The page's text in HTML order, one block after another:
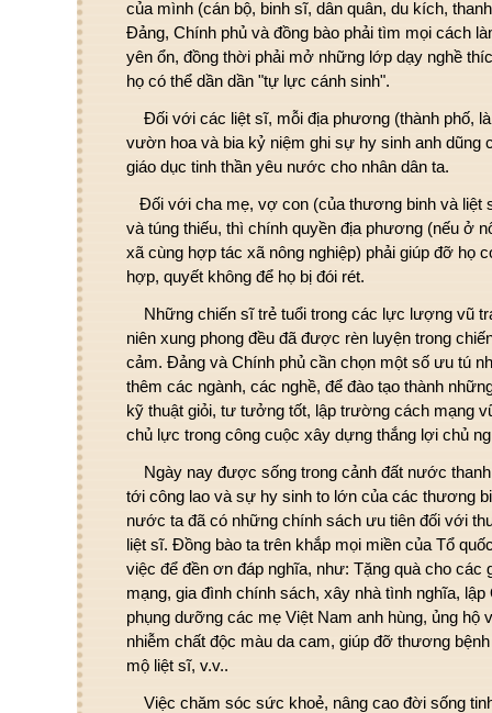
của mình (cán bộ, binh sĩ, dân quân, du kích,
Đảng, Chính phủ và đồng bào phải tìm mọi cách
yên ổn, đồng thời phải mở những lớp dạy nghề
họ có thể dần dần "tự lực cánh sinh".
Đối với các liệt sĩ, mỗi địa phương (thành phố,
vườn hoa và bia kỷ niệm ghi sự hy sinh anh dũng
giáo dục tinh thần yêu nước cho nhân dân ta.
Đối với cha mẹ, vợ con (của thương binh và liệt
và túng thiếu, thì chính quyền địa phương (nếu ở
xã cùng hợp tác xã nông nghiệp) phải giúp đỡ họ
hợp, quyết không để họ bị đói rét.
Những chiến sĩ trẻ tuổi trong các lực lượng vũ
niên xung phong đều đã được rèn luyện trong
cảm. Đảng và Chính phủ cần chọn một số ưu tú
thêm các ngành, các nghề, để đào tạo thành
kỹ thuật giỏi, tư tưởng tốt, lập trường cách mạng
chủ lực trong công cuộc xây dựng thắng lợi chủ
Ngày nay được sống trong cảnh đất nước
tới công lao và sự hy sinh to lớn của các thương
nước ta đã có những chính sách ưu tiên đối với
liệt sĩ. Đồng bào ta trên khắp mọi miền của Tổ
việc để đền ơn đáp nghĩa, như: Tặng quà cho các
mạng, gia đình chính sách, xây nhà tình nghĩa,
phụng dưỡng các mẹ Việt Nam anh hùng, ủng hộ
nhiễm chất độc màu da cam, giúp đỡ thương
mộ liệt sĩ, v.v..
Việc chăm sóc sức khoẻ, nâng cao đời sống